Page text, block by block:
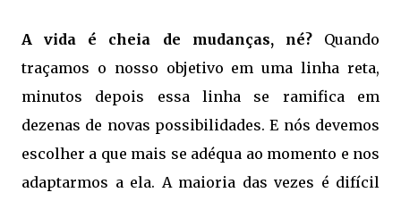
A vida é cheia de mudanças, né?Quando
traçamos o nosso objetivo em uma linha reta,
minutos depois essa linha se ramifica em
dezenas de novas possibilidades. E nós devemos
escolher a que mais se adéqua ao momento e nos
adaptarmos a ela. A maioria das vezes é difícil